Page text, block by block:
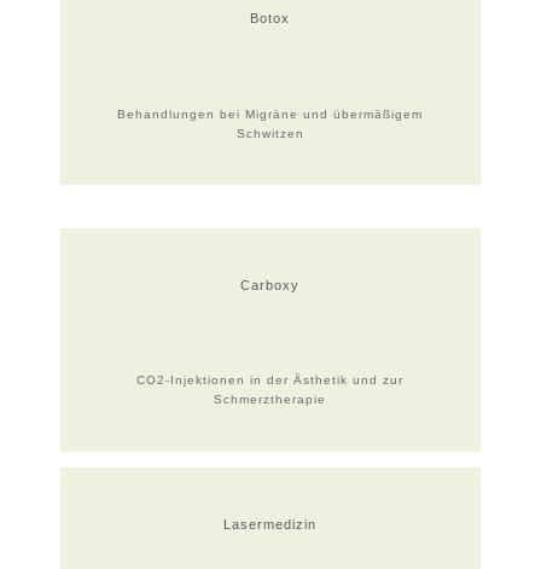
Botox
Behandlungen bei Migräne und übermäßigem
Schwitzen
Carboxy
CO2-Injektionen in der Ästhetik und zur
Schmerztherapie
Lasermedizin